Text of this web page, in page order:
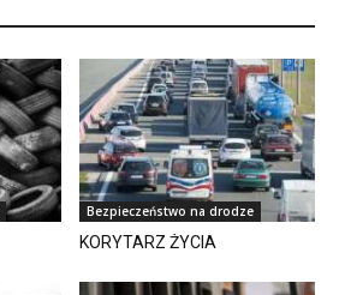
Bezpieczeństwo na drodze
KORYTARZ ŻYCIA